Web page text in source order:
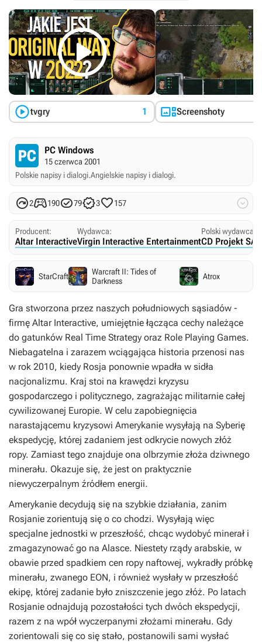

tvgry 1 Screenshoty
PC Windows
15 czerwca 2001
Polskie napisy i dialogi.Angielskie napisy i dialogi.
2190793157 
Producent:
Altar Interactive
Wydawca:
Virgin Interactive Entertainment
Polski wydawca:
CD Projekt SA
StarCraft
Warcraft II: Tides of
Darkness
Atrox
Gra stworzona przez naszych południowych sąsiadów -
firmę Altar Interactive, umiejętnie łącząca cechy należące
do gatunków Real Time Strategy oraz Role Playing Games.
Niebagatelna i zarazem wciągająca historia przenosi nas
w rok 2010, kiedy Rosja ponownie wpadła w sidła
nacjonalizmu. Kraj stoi na krawędzi kryzysu
gospodarczego i politycznego, zagrażając militarnie całej
cywilizowanej Europie. W celu zapobiegnięcia
narastającemu kryzysowi Amerykanie wysyłają na Syberię
ekspedycję, której zadaniem jest odkrycie nowych złóż
ropy. Zamiast tego znajduje ona olbrzymie złoża dziwnego
minerału. Okazuje się, że jest on praktycznie
niewyczerpalnym źródłem energii.
Amerykanie decydują się na szybkie działania, zanim
Rosjanie zorientują się o co chodzi. Wysyłają więc
specjalne jednostki w przeszłość, chcąc wydobyć minerał i
zmagazynować go na Alasce. Niestety rządy arabskie, w
obawie przed spadkiem cen ropy naftowej, wykradły próbkę
minerału, zwanego EON, i również wysłały w przeszłość
ekipę, której zadanie było zniszczenie jego złóż. Po latach
Rosjanie odnajdują pozostałości tych dwóch ekspedycji,
razem z na wpół wyczerpanymi złożami minerału. Gdy
zorientowali się co się stało, postanowili sami wysłać